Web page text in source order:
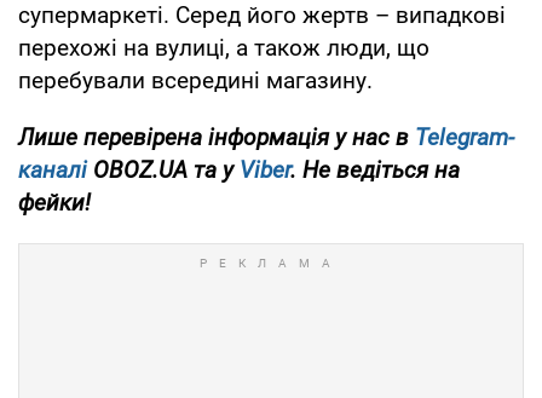
супермаркеті. Серед його жертв – випадкові
перехожі на вулиці, а також люди, що
перебували всередині магазину.
Лише перевірена інформація у нас в Telegram-
каналіOBOZ.UA та уViber. Не ведіться на
фейки!